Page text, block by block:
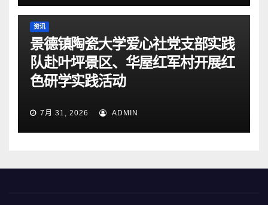
资讯
景德镇陶瓷大学爱心社党支部实践
队赴叶坪景区、华屋红军村开展红
色研学实践活动
7月 31, 2026 ADMIN